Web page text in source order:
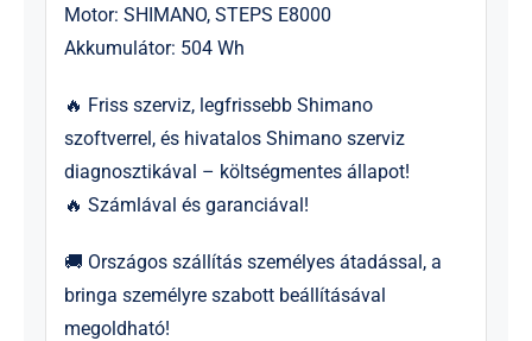
Motor: SHIMANO, STEPS E8000
Akkumulátor: 504 Wh
🔥 Friss szerviz, legfrissebb Shimano
szoftverrel, és hivatalos Shimano szerviz
diagnosztikával – költségmentes állapot!
🔥 Számlával és garanciával!
🚚 Országos szállítás személyes átadással, a
bringa személyre szabott beállításával
megoldható!